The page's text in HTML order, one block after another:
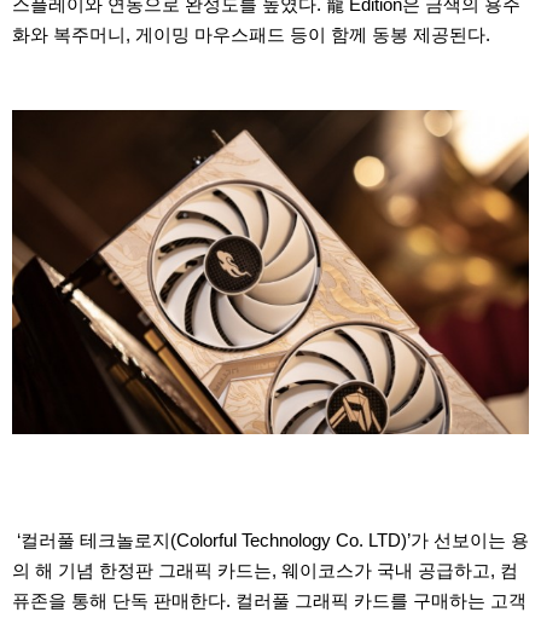
스플레이와 연동으로 완성도를 높였다. 龍 Edition은 금색의 용주
화와 복주머니, 게이밍 마우스패드 등이 함께 동봉 제공된다.
‘컬러풀 테크놀로지(Colorful Technology Co. LTD)’가 선보이는 용
의 해 기념 한정판 그래픽 카드는, 웨이코스가 국내 공급하고, 컴
퓨존을 통해 단독 판매한다. 컬러풀 그래픽 카드를 구매하는 고객